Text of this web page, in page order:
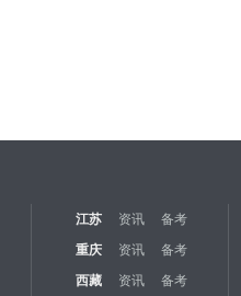
江苏 资讯 备考
重庆 资讯 备考
西藏 资讯 备考